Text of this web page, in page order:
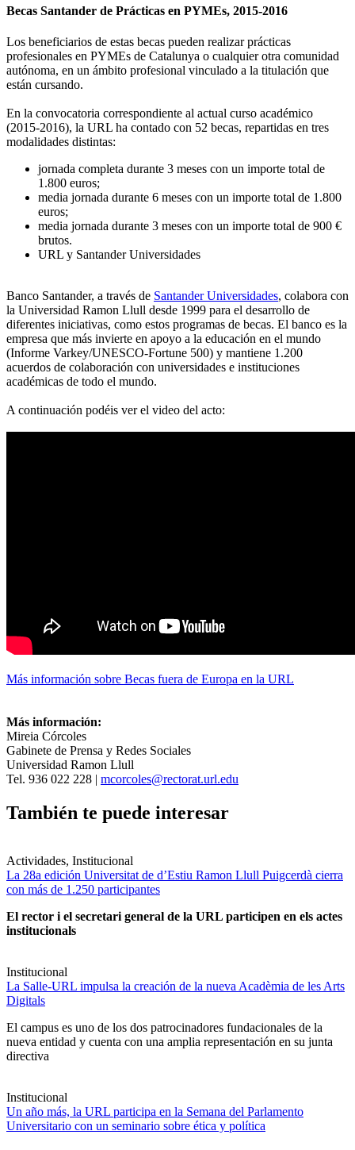
Becas Santander de Prácticas en PYMEs, 2015-2016
Los beneficiarios de estas becas pueden realizar prácticas
profesionales en PYMEs de Catalunya o cualquier otra comunidad
autónoma, en un ámbito profesional vinculado a la titulación que
están cursando.
En la convocatoria correspondiente al actual curso académico
(2015-2016), la URL ha contado con 52 becas, repartidas en tres
modalidades distintas:
jornada completa durante 3 meses con un importe total de
1.800 euros;
media jornada durante 6 meses con un importe total de 1.800
euros;
media jornada durante 3 meses con un importe total de 900 €
brutos.
URL y Santander Universidades
Banco Santander, a través de Santander Universidades, colabora con
la Universidad Ramon Llull desde 1999 para el desarrollo de
diferentes iniciativas, como estos programas de becas. El banco es la
empresa que más invierte en apoyo a la educación en el mundo
(Informe Varkey/UNESCO-Fortune 500) y mantiene 1.200
acuerdos de colaboración con universidades e instituciones
académicas de todo el mundo.
A continuación podéis ver el video del acto:
Más información sobre Becas fuera de Europa en la URL
Más información:
Mireia Córcoles
Gabinete de Prensa y Redes Sociales
Universidad Ramon Llull
Tel. 936 022 228 | mcorcoles@rectorat.url.edu
También te puede interesar
Actividades, Institucional
La 28a edición Universitat de d’Estiu Ramon Llull Puigcerdà cierra
con más de 1.250 participantes
El rector i el secretari general de la URL participen en els actes
institucionals
Institucional
La Salle-URL impulsa la creación de la nueva Acadèmia de les Arts
Digitals
El campus es uno de los dos patrocinadores fundacionales de la
nueva entidad y cuenta con una amplia representación en su junta
directiva
Institucional
Un año más, la URL participa en la Semana del Parlamento
Universitario con un seminario sobre ética y política